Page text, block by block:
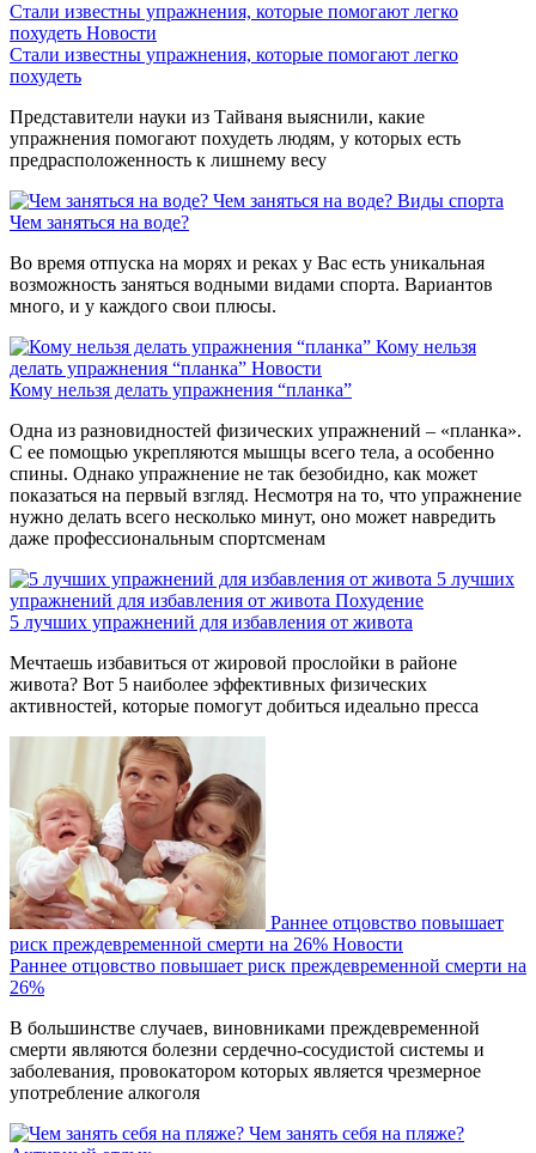
Стали известны упражнения, которые помогают легко
похудеть Новости
Стали известны упражнения, которые помогают легко
похудеть
Представители науки из Тайваня выяснили, какие
упражнения помогают похудеть людям, у которых есть
предрасположенность к лишнему весу
Чем заняться на воде? Виды спорта
Чем заняться на воде?
Во время отпуска на морях и реках у Вас есть уникальная
возможность заняться водными видами спорта. Вариантов
много, и у каждого свои плюсы.
Кому нельзя
делать упражнения “планка” Новости
Кому нельзя делать упражнения “планка”
Одна из разновидностей физических упражнений – «планка».
С ее помощью укрепляются мышцы всего тела, а особенно
спины. Однако упражнение не так безобидно, как может
показаться на первый взгляд. Несмотря на то, что упражнение
нужно делать всего несколько минут, оно может навредить
даже профессиональным спортсменам
5 лучших
упражнений для избавления от живота Похудение
5 лучших упражнений для избавления от живота
Мечтаешь избавиться от жировой прослойки в районе
живота? Вот 5 наиболее эффективных физических
активностей, которые помогут добиться идеально пресса
Раннее отцовство повышает
риск преждевременной смерти на 26% Новости
Раннее отцовство повышает риск преждевременной смерти на
26%
В большинстве случаев, виновниками преждевременной
смерти являются болезни сердечно-сосудистой системы и
заболевания, провокатором которых является чрезмерное
употребление алкоголя
Чем занять себя на пляже?